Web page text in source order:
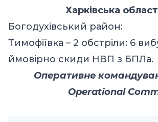
Харківська
Богодухівський район:
Тимофіївка – 2 обстріли: 6
ймовірно скиди НВП з БПЛа.
Оперативне
Operational